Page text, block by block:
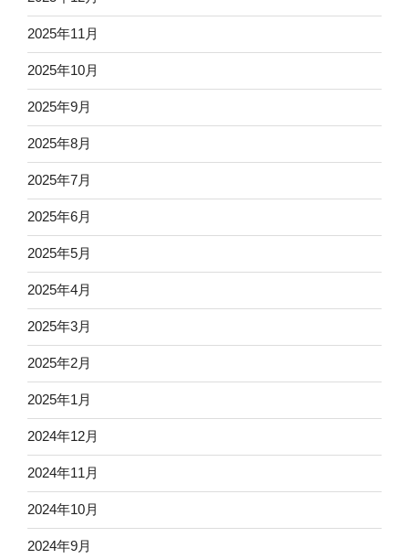
2025年11月
2025年10月
2025年9月
2025年8月
2025年7月
2025年6月
2025年5月
2025年4月
2025年3月
2025年2月
2025年1月
2024年12月
2024年11月
2024年10月
2024年9月